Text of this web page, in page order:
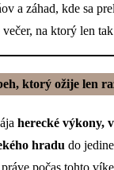
a záhad, kde sa
večer, na ktorý len
ktorý ožije len
herecké výkony,
hradu do